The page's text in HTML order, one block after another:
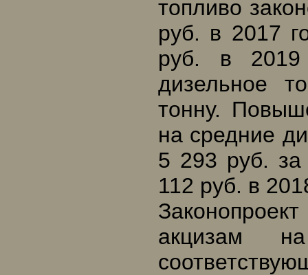
топливо
руб. в 2017
руб. в 2019
дизельное
тонну.
на средние
5 293 руб.
112 руб. в
акцизам